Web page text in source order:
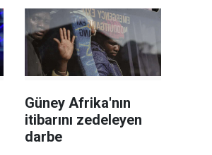
geçtiği tahmin
ediliyor
Güney Afrika'nın
itibarını zedeleyen
darbe